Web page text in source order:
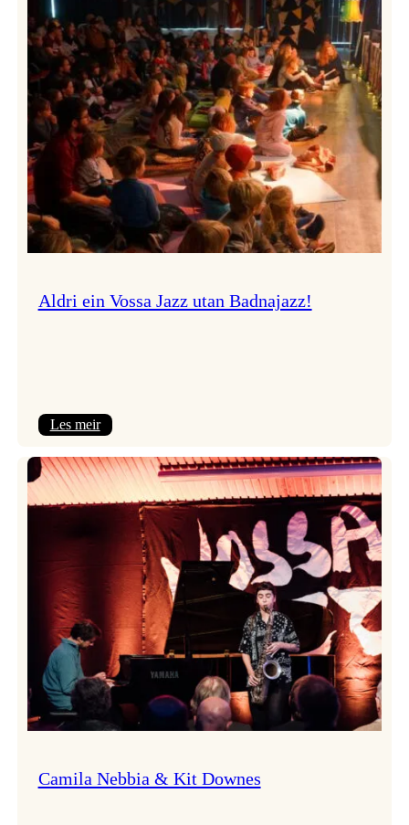
Band
i
Osasalen
Aldri ein Vossa Jazz utan Badnajazz!
Les meir:
ein
Jazz
Badnajazz!
Camila Nebbia & Kit Downes